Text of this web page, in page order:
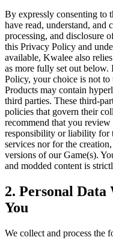
By expressly consenting to
have read, understand, and
processing, and disclosure
this Privacy Policy and
available, Kwalee also
as more fully set out
Policy, your choice is not
Products may contain
third parties. These third-
policies that govern their
recommend that you
responsibility or liability for
services nor for the
versions of our Game(s).
and modded content is
2. Personal
You
We collect and process